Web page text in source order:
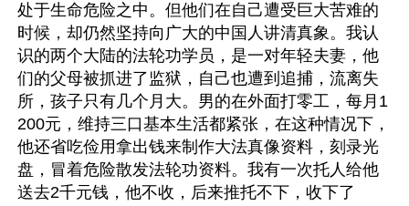
处于生命危险之中。但他们在自己遭受巨大苦难的
时候，却仍然坚持向广大的中国人讲清真象。我认
识的两个大陆的法轮功学员，是一对年轻夫妻，他
们的父母被抓进了监狱，自己也遭到追捕，流离失
所，孩子只有几个月大。男的在外面打零工，每月1
200元，维持三口基本生活都紧张，在这种情况下，
他还省吃俭用拿出钱来制作大法真像资料，刻录光
盘，冒着危险散发法轮功资料。我有一次托人给他
送去2千元钱，他不收，后来推托不下，收下了